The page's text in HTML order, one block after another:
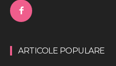
ARTICOLE POPULARE